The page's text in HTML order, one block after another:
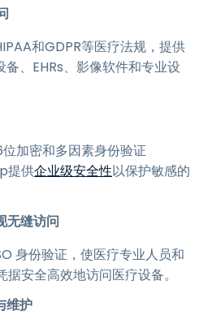
和GDPR等医疗法规，提供
、EHRs、影像软件和专业设
加密和多因素身份验证
提供企业级安全性以保护敏感的
无缝访问
身份验证，使医疗专业人员和
安全高效地访问医疗设备。
维护